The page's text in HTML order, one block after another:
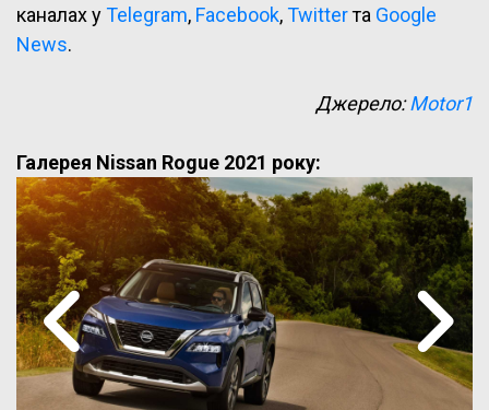
каналах уTelegram, Facebook,Twitterта Google
News.
Джерело:Motor1
Галерея Nissan Rogue 2021 року: